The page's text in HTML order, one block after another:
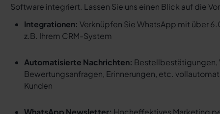
Software integriert. Lassen Sie uns einen Blick auf die
Integrationen: Verknüpfen Sie WhatsApp mit über
z.B. Ihrem CRM-System
Automatisierte Nachrichten: Bestellbestätigungen,
Bewertungsanfragen, Erinnerungen, etc.
Kunden